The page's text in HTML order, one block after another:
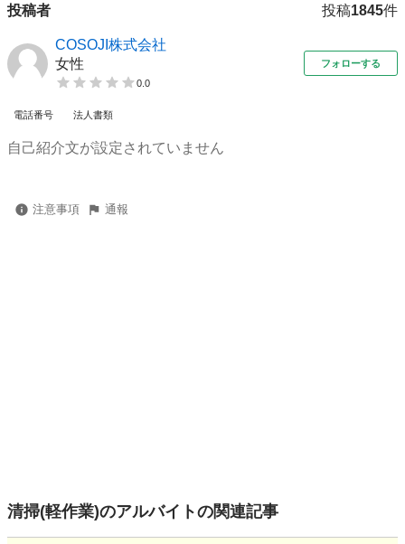
投稿者 投稿1845件
COSOJI株式会社
女性
0.0
フォローする
電話番号 法人書類
自己紹介文が設定されていません
注意事項 通報
清掃(軽作業)のアルバイトの関連記事